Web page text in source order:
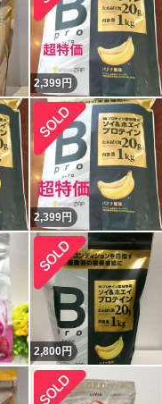
2,399円
2,399円
2,800円